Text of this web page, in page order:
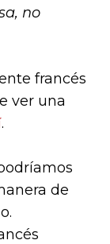
no
francés
ver una
.
de